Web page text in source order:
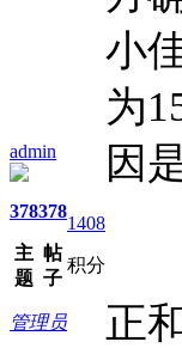
admin
378
主
题
378
帖
子
1408
积分
管理员
小
为
因
据
正